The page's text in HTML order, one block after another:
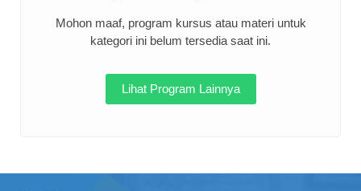
Mohon maaf, program kursus atau materi untuk
kategori ini belum tersedia saat ini.
Lihat Program Lainnya